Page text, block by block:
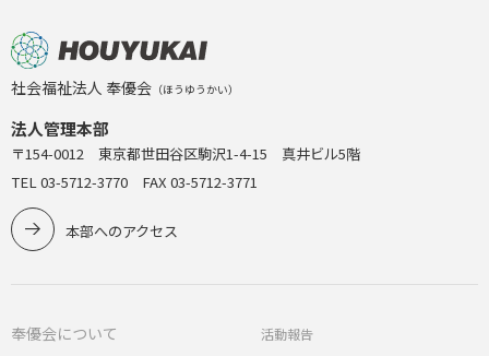
社会福祉法人 奉優会 （ほうゆうかい）
法人管理本部
〒154-0012 東京都世田谷区駒沢1-4-15 真井ビル5階
TEL 03-5712-3770 FAX 03-5712-3771
本部へのアクセス
奉優会について
活動報告